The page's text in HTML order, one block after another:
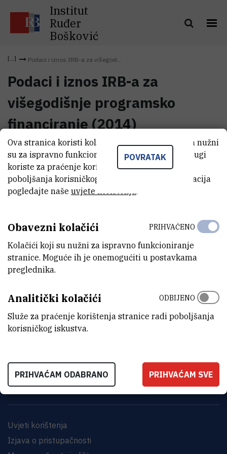
Institut
Ruđer
Bošković
Podaci i iznos IRB-a za višegodi...
Podaci i iznos IRB-a za
višegodišnje programsko
financiranje (2014)
Podaci i iznos IRB-a za
višegodišnje programsko
financiranje (2014)
(161,8 kB)
INSTITUT RUĐER BOŠKOVIĆ
Bijenička cesta 54, 10000 Zagreb
Uvjeti korištenja
Izjava o pristupačnosti
POVRATAK
Ova stranica koristi kolačiće. Neki od tih kolačića nužni
su za ispravno funkcioniranje stranice, dok se drugi
koriste za praćenje korištenja stranice radi
poboljšanja korisničkog iskustva. Za više informacija
pogledajte naše uvjete korištenja.
Obavezni kolačići
Kolačići koji su nužni za ispravno funkcioniranje
stranice. Moguće ih je onemogućiti u postavkama
preglednika.
PRIHVAĆENO
Analitički kolačići
Služe za praćenje korištenja stranice radi poboljšanja
korisničkog iskustva.
ODBIJENO
PRIHVAĆAM ODABRANO PRIHVAĆAM SVE